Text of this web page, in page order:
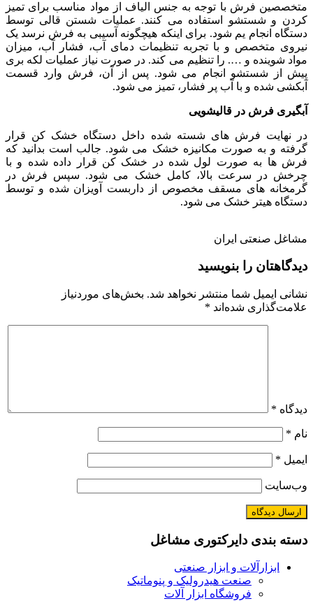
متخصصین فرش با توجه به جنس الیاف از مواد مناسب برای تمیز
کردن و شستشو استفاده می کنند. عملیات شستن قالی توسط
دستگاه انجام یم شود. برای اینکه هیچگونه آسیبی به فرش نرسد یک
نیروی متخصص و با تجربه تنظیمات دمای آب، فشار آب، میزان
مواد شوینده و …. را تنظیم می کند. در صورت نیاز عملیات لکه بری
پیش از شستشو انجام می شود. پس از آن، فرش وارد قسمت
آبکشی شده و با آب پر فشار، تمیز می شود.
آبگیری فرش در قالیشویی
در نهایت فرش های شسته شده داخل دستگاه خشک کن قرار
گرفته و به صورت مکانیزه خشک می شود. جالب است بدانید که
فرش ها به صورت لول شده در خشک کن قرار داده شده و با
چرخش در سرعت بالا، کامل خشک می شود. سپس فرش در
گرمخانه های مسقف مخصوص از داربست آویزان شده و توسط
دستگاه هیتر خشک می شود.
مشاغل صنعتی ایران
دیدگاهتان را بنویسید
نشانی ایمیل شما منتشر نخواهد شد. بخش‌های موردنیاز
علامت‌گذاری شده‌اند *
دیدگاه *
نام *
ایمیل *
وب‌سایت
دسته بندی دایرکتوری مشاغل
ابزارآلات و ابزار صنعتی
صنعت هیدرولیک و پنوماتیک
فروشگاه ابزار آلات